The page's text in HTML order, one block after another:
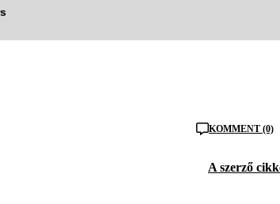
KOMMENT (0)
A szerző